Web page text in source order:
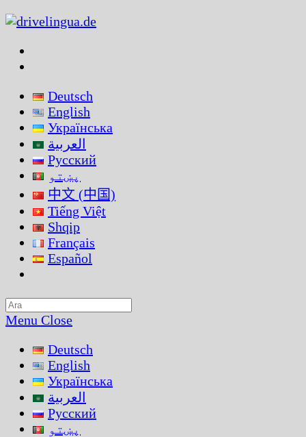
Skip
content
Deutsch
English
Українська
العربية
Русский
پښتو
中文 (中国)
Tiếng Việt
Shqip
Français
Español
Search
this
Menu Close
Deutsch
English
Українська
العربية
Русский
پښتو